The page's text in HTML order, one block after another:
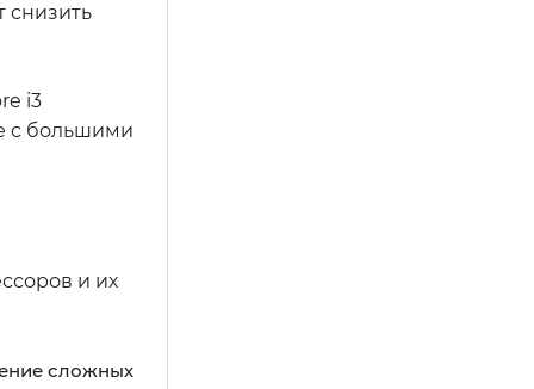
снизить
i3
с большими
и их
сложных